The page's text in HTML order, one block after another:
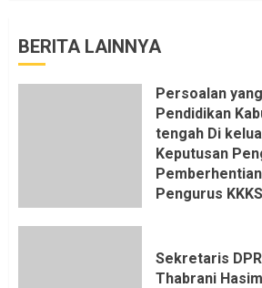
BERITA LAINNYA
Persoalan
Pendidikan
tengah Di
Keputusan
Pengurus
Dapat saya
KKN, dan
Sekretaris
Thabrani